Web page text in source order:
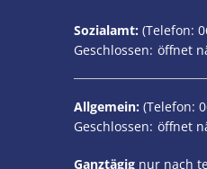
Sozialamt: (Telefon:
Klicken, um weitere
Geschlossen: öffnet
Allgemein: (Telefon:
Klicken, um weitere
Geschlossen: öffnet
Ganztägig nur nach